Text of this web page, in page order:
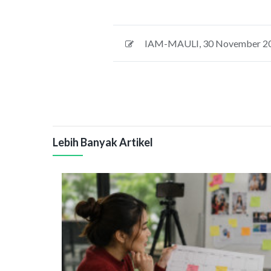
IAM-MAULI, 30 November
Lebih Banyak Artikel